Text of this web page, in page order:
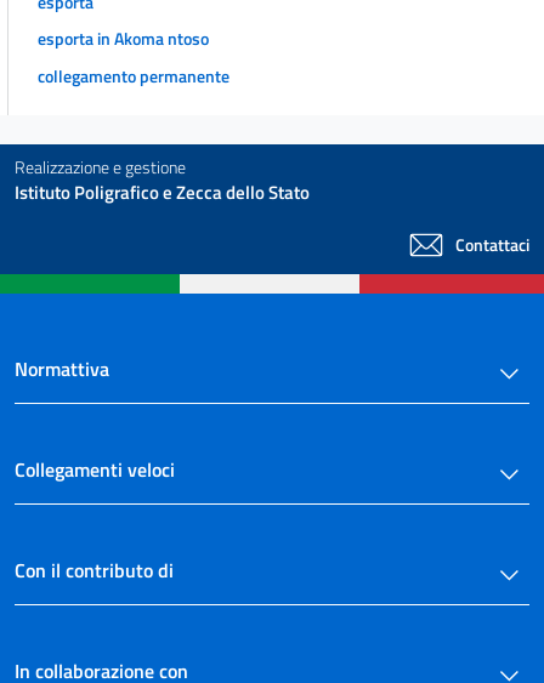
esporta in Akoma ntoso
collegamento permanente
Realizzazione e gestione
Istituto Poligrafico e Zecca dello Stato
Contattaci
Normattiva
Collegamenti veloci
Con il contributo di
In collaborazione con